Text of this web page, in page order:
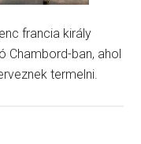
francia király
Chambord-ban, ahol
termelni.